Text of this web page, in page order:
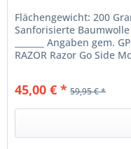
Flächengewicht: 200
Sanforisierte
_______ Angaben gem.
RAZOR Razor Go Side
45,00 € * 59,95 € *